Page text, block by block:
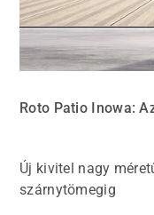
Roto Patio Inowa:
Új kivitel nagy
szárnytömegig